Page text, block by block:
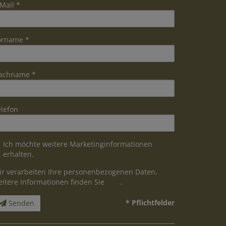
Ich möchte weitere Marketinginformationen
erhalten.
verarbeiten Ihre personenbezogenen Daten,
Informationen finden Sie
.
Senden * Pflichtfelder